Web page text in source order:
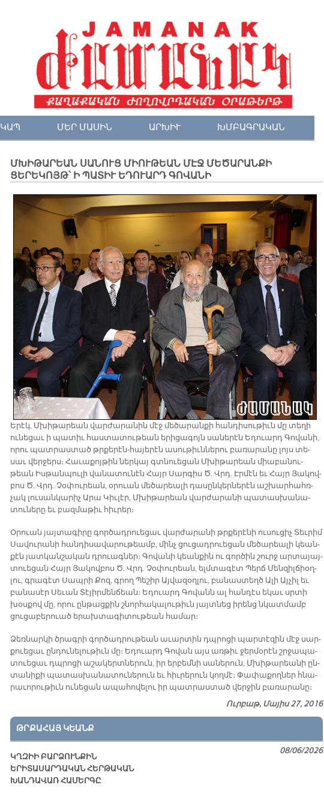
ԿԱՊ ՄԵՐ ՄԱՍԻՆ ԱՐԽԻՒ ԽՄԲԱԳՐԱԿԱՆ
ՄԽԻԹԱՐԵԱՆ ՍԱՆՈՒՑ ՄԻՈՒԹԵԱՆ ՄԷՋ ՄԵԾԱՐԱՆՔԻ
ՑԵՐԵԿՈՅԹ՝ Ի ՊԱՏԻՒ ԵԴՈՒԱՐԴ ԳՈՎԱՆԻ
Ե­րէկ, Մխի­թա­րեան վար­ժա­րա­նին մէջ մե­ծա­րան­քի հան­դի­սու­թիւն մը տե­ղի
ու­նե­ցաւ ի պա­տիւ հաս­տա­տու­թեան ե­րի­ցա­գոյն սա­նե­րէն Ե­դուարդ Գո­վա­նի,
ո­րու պատ­րաս­տած թրքե­րէն-հա­յե­րէն ա­սու­թիւն­նե­րու բա­ռա­րա­նը լոյս տե­
սաւ վեր­ջերս։ Հա­ւա­քոյ­թին ներ­կայ գտնուե­ցան Մխի­թա­րեան միա­բա­նու­
թեան Իս­թան­պու­լի վա­նա­տու­նէն Հայր Սար­գիս Ծ. Վրդ. Էր­մէն եւ Հայր Յա­կով­
բոս Ծ. Վրդ. Չօ­փու­րեան, օ­րուան մե­ծա­րեա­լի դա­սըն­կեր­նե­րէն աշ­խար­հահռ­
չակ լու­սան­կա­րիչ Ա­րա Կիւ­լէր, Մխի­թա­րեան վար­ժա­րա­նի պա­տաս­խա­նա­
տու­նե­րը եւ բազ­մա­թիւ հիւ­րեր։
Օ­րուան յայ­տա­գի­րը գոր­ծադ­րուե­ցաւ վար­ժա­րա­նի թրքե­րէ­նի ու­սու­ցիչ Տեւ­րիմ
Սա­վու­րա­նի հան­դի­սա­վա­րու­թեամբ, մինչ ցու­ցադ­րուե­ցան մե­ծա­րեա­լի կեան­
քէն յատ­կան­շա­կան դրուագ­ներ։ Գո­վա­նի կեան­քին ու գոր­ծին շուրջ ար­տա­յայ­
տուե­ցան Հայր Յա­կով­բոս Ծ. Վրդ. Չօ­փու­րեան, ելմ­տա­գէտ Պերճ Մեն­զիլ­ճիօղ­
լու, գրա­գէտ Սապ­րի Քոզ, գրող Պե­շիր Այ­վա­զօղ­լու, բա­նաս­տեղծ Ա­լի Այ­չիլ եւ
բա­նա­սէր Սե­ւան Տէ­յիր­մեն­ճեան։ Ե­դուարդ Գո­վանն ալ հան­դէս ե­կաւ սրտի
խօս­քով մը, ո­րու ըն­թաց­քին շնոր­հա­կա­լու­թիւն յայտ­նեց ի­րենց նկատ­մամբ
ցու­ցա­բե­րուած ե­րախ­տա­գի­տու­թեան հա­մար։
Ձեռ­նար­կի ծրագ­րի գոր­ծադ­րու­թեան ա­ւար­տին դպրո­ցի պար­տէ­զին մէջ սար­
քուե­ցաւ ըն­դու­նե­լու­թիւն մը։ Ե­դուարդ Գո­վան այս առ­թիւ ջեր­մօ­րէն շրջա­պա­
տուե­ցաւ դպրո­ցի ա­շա­կերտ­նե­րուն, իր եր­բեմ­նի սա­նե­րուն, Մխի­թա­րեա­նի ըն­
տա­նի­քի պա­տաս­խա­նա­տու­նե­րուն եւ հիւ­րե­րուն կող­մէ։ Փա­փա­քող­ներ հնա­
րա­ւո­րու­թիւն ու­նե­ցան ա­պա­հո­վե­լու իր պատ­րաս­տած վեր­ջին բա­ռա­րա­նը։
Ուրբաթ, Մայիս 27, 2016
ԹՐՔԱՀԱՅ ԿԵԱՆՔ
ԿՂԶԻԻ ԲԱՐՁՈՒՆՔԻՆ
ԵՐԻՏԱՍԱՐԴԱԿԱՆ ՀԵՐԹԱԿԱՆ
ԽԱՆԴԱՎԱՌ ՀԱՄԵՐԳԸ
08/06/2026